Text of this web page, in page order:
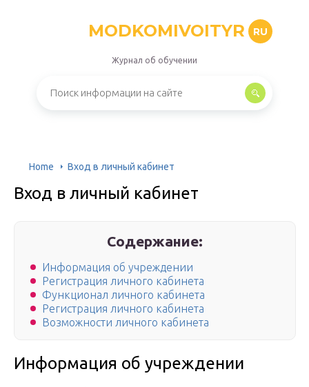
MODKOMIVOITYR RU
Журнал об обучении
Home Вход в личный кабинет
Вход в личный кабинет
Содержание:
Информация об учреждении
Регистрация личного кабинета
Функционал личного кабинета
Регистрация личного кабинета
Возможности личного кабинета
Информация об учреждении